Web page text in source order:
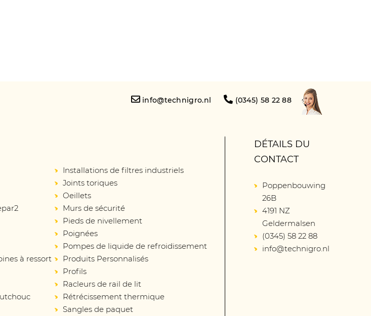
info@technigro.nl (0345) 58 22 88
à ressort
Installations de filtres industriels
Joints toriques
Oeillets
Murs de sécurité
Pieds de nivellement
Poignées
Pompes de liquide de refroidissement
Produits Personnalisés
Profils
Racleurs de rail de lit
Rétrécissement thermique
Sangles de paquet
DÉTAILS DU
CONTACT
Poppenbouwing
26B
4191 NZ
Geldermalsen
(0345) 58 22 88
info@technigro.nl